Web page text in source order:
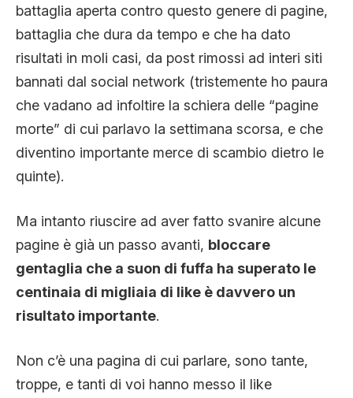
battaglia aperta contro questo genere di pagine,
battaglia che dura da tempo e che ha dato
risultati in moli casi, da post rimossi ad interi siti
bannati dal social network (tristemente ho paura
che vadano ad infoltire la schiera delle “pagine
morte” di cui parlavo la settimana scorsa, e che
diventino importante merce di scambio dietro le
quinte).
Ma intanto riuscire ad aver fatto svanire alcune
pagine è già un passo avanti, bloccare
gentaglia che a suon di fuffa ha superato le
centinaia di migliaia di like è davvero un
risultato importante.
Non c’è una pagina di cui parlare, sono tante,
troppe, e tanti di voi hanno messo il like